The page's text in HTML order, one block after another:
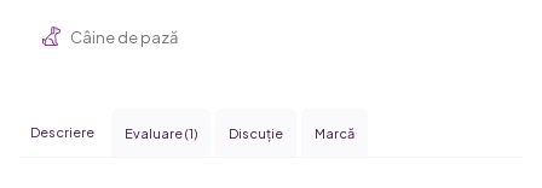
Câine de pază
Descriere Evaluare (1) Discuţie Marcă